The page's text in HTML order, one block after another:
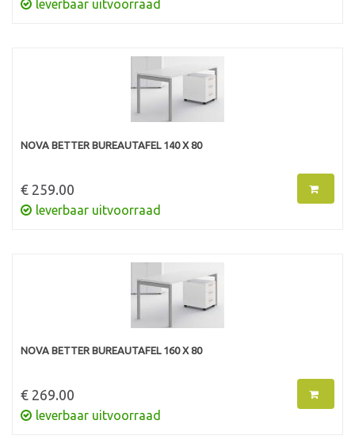
leverbaar uitvoorraad
NOVA BETTER BUREAUTAFEL 140 X 80
€ 259.00
leverbaar uitvoorraad
NOVA BETTER BUREAUTAFEL 160 X 80
€ 269.00
leverbaar uitvoorraad